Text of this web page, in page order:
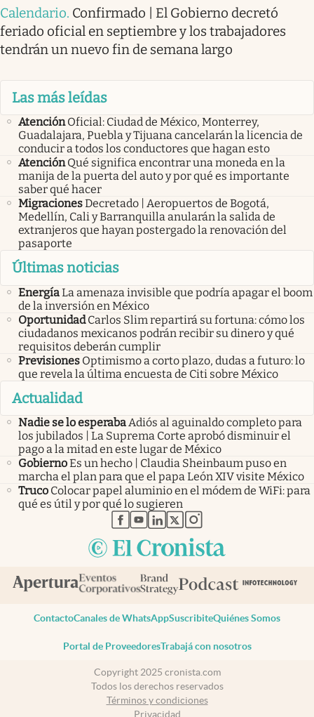
Calendario. Confirmado | El Gobierno decretó
feriado oficial en septiembre y los trabajadores
tendrán un nuevo fin de semana largo
Las más leídas
Atención Oficial: Ciudad de México, Monterrey,
Guadalajara, Puebla y Tijuana cancelarán la licencia de
conducir a todos los conductores que hagan esto
Atención Qué significa encontrar una moneda en la
manija de la puerta del auto y por qué es importante
saber qué hacer
MigracionesDecretado | Aeropuertos de Bogotá,
Medellín, Cali y Barranquilla anularán la salida de
extranjeros que hayan postergado la renovación del
pasaporte
Últimas noticias
EnergíaLa amenaza invisible que podría apagar el boom
de la inversión en México
Oportunidad Carlos Slim repartirá su fortuna: cómo los
ciudadanos mexicanos podrán recibir su dinero y qué
requisitos deberán cumplir
Previsiones Optimismo a corto plazo, dudas a futuro: lo
que revela la última encuesta de Citi sobre México
Actualidad
Nadie se lo esperabaAdiós al aguinaldo completo para
los jubilados | La Suprema Corte aprobó disminuir el
pago a la mitad en este lugar de México
GobiernoEs un hecho | Claudia Sheinbaum puso en
marcha el plan para que el papa León XIV visite México
Truco Colocar papel aluminio en el módem de WiFi: para
qué es útil y por qué lo sugieren
abre en nueva pestaña
abre en nueva pestaña
abre en nueva pestaña
abre en nueva pestaña
abre en nueva pestaña
ContactoCanales de WhatsAppSuscribiteQuiénes Somos
Portal de ProveedoresTrabajá con nosotros
Copyright 2025 cronista.com
Todos los derechos reservados
Términos y condiciones
Privacidad